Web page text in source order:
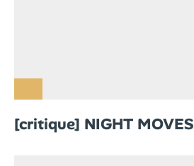
[critique] NIGHT MOVES